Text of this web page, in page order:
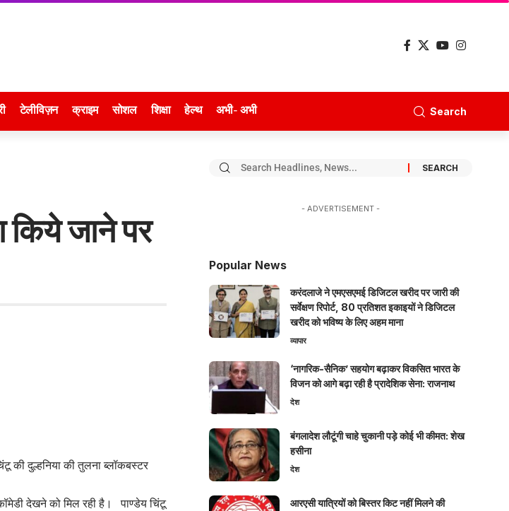
टेलीविज़न क्राइम सोशल शिक्षा हेल्थ अभी- अभी Search
किये जाने पर
की दुल्हनिया की तुलना ब्लॉकबस्टर
देखने को मिल रही है। पाण्डेय चिंटू
- ADVERTISEMENT -
Popular News
करंदलाजे ने एमएसएमई डिजिटल खरीद पर जारी की
सर्वेक्षण रिपोर्ट, 80 प्रतिशत इकाइयों ने डिजिटल
खरीद को भविष्य के लिए अहम माना
व्यापार
‘नागरिक-सैनिक’ सहयोग बढ़ाकर विकसित भारत के
विजन को आगे बढ़ा रही है प्रादेशिक सेना: राजनाथ
देश
बंगलादेश लौटूंगी चाहे चुकानी पड़े कोई भी कीमत: शेख
हसीना
देश
आरएसी यात्रियों को बिस्तर किट नहीं मिलने की